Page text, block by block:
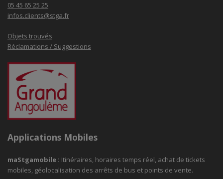
05 45 65 25 25
infos.clients@stga.fr
Objets trouvés
Réclamations / Suggestions
Applications Mobiles
maStgamobile : Itinéraires, horaires temps réel, achat de tickets
mobiles, géolocalisation des arrêts de bus et points de vente.